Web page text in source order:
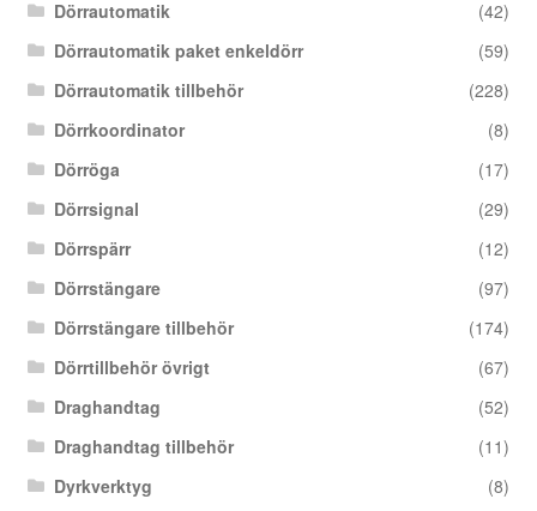
Dörrautomatik
(42)
Dörrautomatik paket enkeldörr
(59)
Dörrautomatik tillbehör
(228)
Dörrkoordinator
(8)
Dörröga
(17)
Dörrsignal
(29)
Dörrspärr
(12)
Dörrstängare
(97)
Dörrstängare tillbehör
(174)
Dörrtillbehör övrigt
(67)
Draghandtag
(52)
Draghandtag tillbehör
(11)
Dyrkverktyg
(8)